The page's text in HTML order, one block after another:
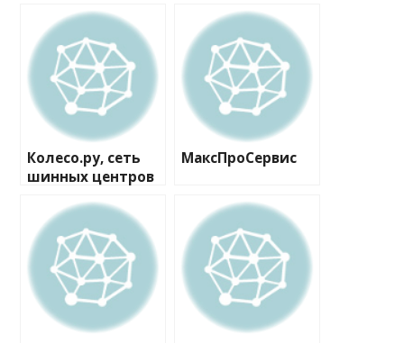
Колесо.ру, сеть
шинных центров
МаксПроСервис